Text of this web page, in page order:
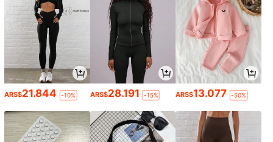
ARS$21.844 -10% ARS$28.191 -15% ARS$13.077 -50%